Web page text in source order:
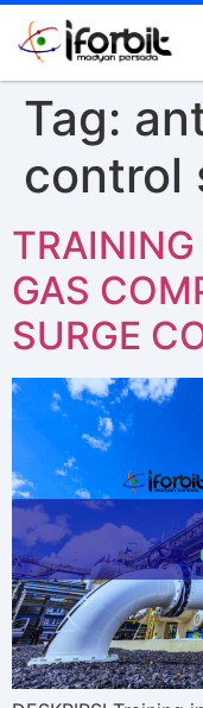
Tag:
control
GAS
SURGE